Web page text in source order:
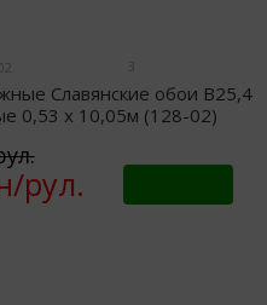
Славянские обои B25,4
0,53 х 10,05м (128-02)
рул.